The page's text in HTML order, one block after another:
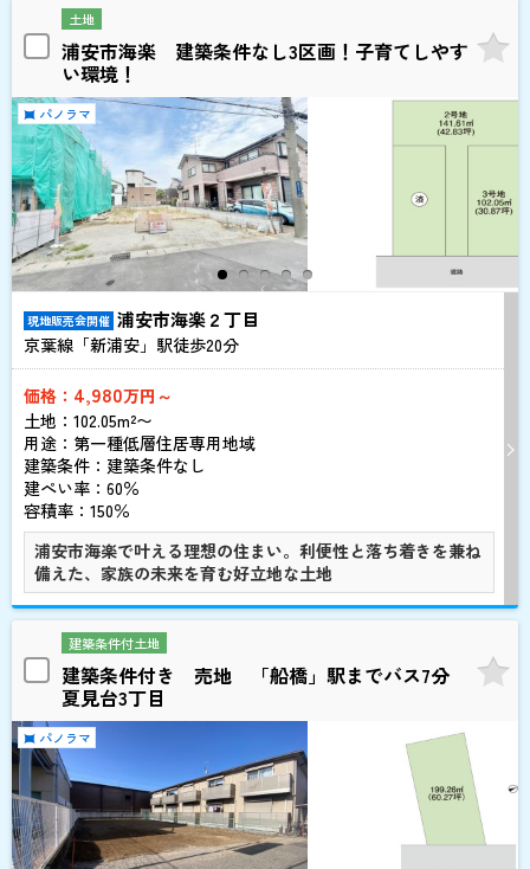
土地
浦安市海楽 建築条件なし3区画！子育てしやす
い環境！
パノラマ
現地販売会開催 浦安市海楽２丁目
京葉線「新浦安」駅徒歩20分
価格： 4,980万円～
土地：102.05m²〜
用途：第一種低層住居専用地域
建築条件： 建築条件なし
建ぺい率：60％
容積率：150％
浦安市海楽で叶える理想の住まい。利便性と落ち着きを兼ね
備えた、家族の未来を育む好立地な土地
建築条件付土地
建築条件付き 売地 「船橋」駅までバス7分
夏見台3丁目
パノラマ